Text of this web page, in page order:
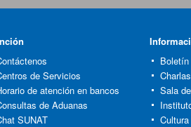
de Servicios
de atención en bancos
de Aduanas
SUNAT
Sala